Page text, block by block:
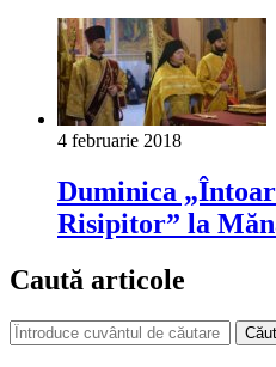
4 februarie 2018
Duminica
Risipitor” la
Caută articole